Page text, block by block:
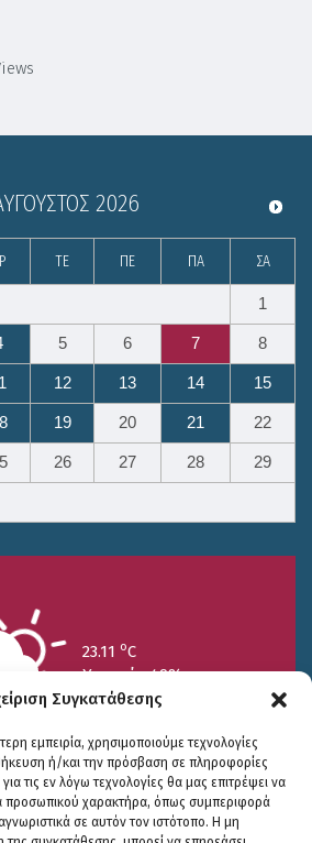
Συγκατάθεσης
εμπειρία, χρησιμοποιούμε τεχνολογίες
ή/και την πρόσβαση σε πληροφορίες
τις εν λόγω τεχνολογίες θα μας επιτρέψει να
προσωπικού χαρακτήρα, όπως συμπεριφορά
σε αυτόν τον ιστότοπο. Η μη
2026
ΤΕ ΠΕ ΠΑ ΣΑ
1
5 6 7 8
12 13 14 15
19 20 21 22
26 27 28 29
23.11 oC
Υγρασία 49%
26/7
27/7